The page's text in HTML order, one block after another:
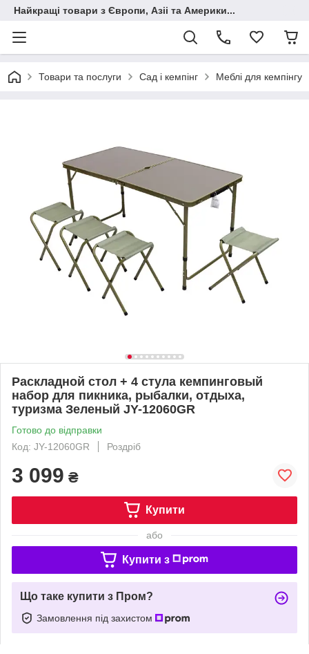
Найкращі товари з Європи, Азіі та Америки...
Товари та послуги Сад і кемпінг Меблі для кемпінгу
Раскладной стол + 4 стула кемпинговый
набор для пикника, рыбалки, отдыха,
туризма Зеленый JY-12060GR
Готово до відправки
Код: JY-12060GR
Роздріб
3 099 ₴
Купити
або
Купити з
Що таке купити з Пром?
Замовлення під захистом